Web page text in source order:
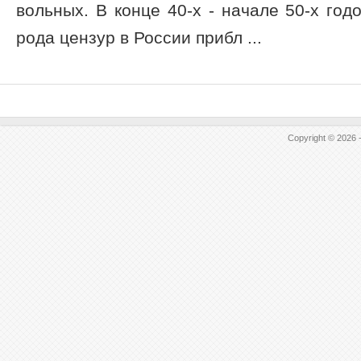
вольных. В конце 40-х - начале 50-х
рода цензур в России прибл ...
Copyright © 2026